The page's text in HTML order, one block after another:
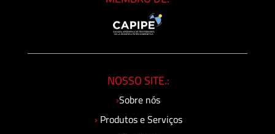
NOSSO SITE.:
›Sobre nós
› Produtos e Serviços